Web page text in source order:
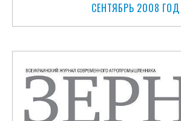
СЕНТЯБРЬ 2008 ГОД